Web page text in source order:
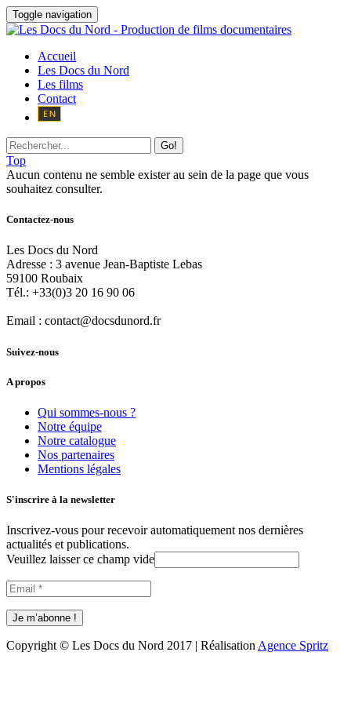
Toggle navigation
Accueil
Les Docs du Nord
Les films
Contact
Go!
Top
Aucun contenu ne semble exister au sein de la page que vous
souhaitez consulter.
Contactez-nous
Les Docs du Nord
Adresse : 3 avenue Jean-Baptiste Lebas
59100 Roubaix
Tél.: +33(0)3 20 16 90 06
Email : contact@docsdunord.fr
Suivez-nous
A propos
Qui sommes-nous ?
Notre équipe
Notre catalogue
Nos partenaires
Mentions légales
S'inscrire à la newsletter
Inscrivez-vous pour recevoir automatiquement nos dernières
actualités et publications.
Veuillez laisser ce champ vide
Copyright © Les Docs du Nord 2017 | Réalisation Agence Spritz